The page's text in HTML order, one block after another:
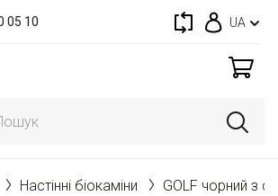
05 10 UA
Настінні біокаміни GOLF чорний з